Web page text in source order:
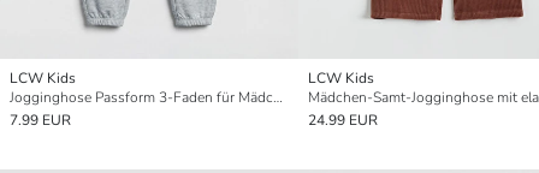
LCW Kids
Jogginghose Passform 3-Faden für Mädchen
7.99 EUR
LCW Kids
24.99 EUR